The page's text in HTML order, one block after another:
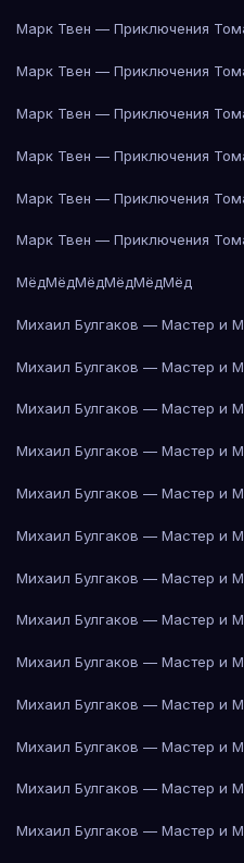
Марк Твен — Приключения
Марк Твен — Приключения
Марк Твен — Приключения
Марк Твен — Приключения
Марк Твен — Приключения
Марк Твен — Приключения
МёдМёдМёдМёдМёдМёд
Михаил Булгаков — Мастер и
Михаил Булгаков — Мастер и
Михаил Булгаков — Мастер и
Михаил Булгаков — Мастер и
Михаил Булгаков — Мастер и
Михаил Булгаков — Мастер и
Михаил Булгаков — Мастер и
Михаил Булгаков — Мастер и
Михаил Булгаков — Мастер и
Михаил Булгаков — Мастер и
Михаил Булгаков — Мастер и
Михаил Булгаков — Мастер и
Михаил Булгаков — Мастер и